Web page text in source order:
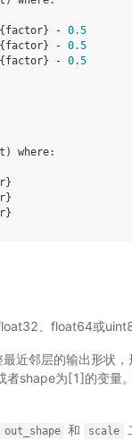
{ factor} - 0.5
{ factor} - 0.5
{ factor} - 0.5
) where:
}
}
}
、float64或
近邻层的输出形状
者shape为[1]的变量
out_shape 和 scale